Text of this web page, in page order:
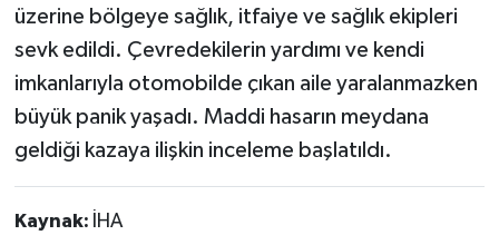
üzerine bölgeye sağlık, itfaiye ve sağlık ekipleri
sevk edildi. Çevredekilerin yardımı ve kendi
imkanlarıyla otomobilde çıkan aile yaralanmazken
büyük panik yaşadı. Maddi hasarın meydana
geldiği kazaya ilişkin inceleme başlatıldı.
Kaynak: İHA